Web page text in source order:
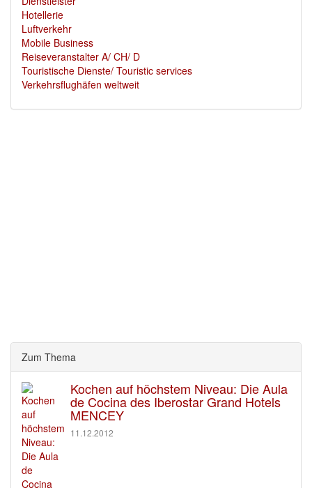
Hotellerie
Luftverkehr
Mobile Business
Reiseveranstalter A/ CH/ D
Touristische Dienste/ Touristic services
Verkehrsflughäfen weltweit
Zum Thema
Kochen auf höchstem Niveau: Die Aula
de Cocina des Iberostar Grand Hotels
MENCEY
11.12.2012